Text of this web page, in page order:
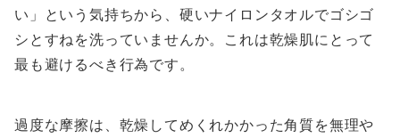
い」という気持ちから、硬いナイロンタオルでゴシゴ
シとすねを洗っていませんか。これは乾燥肌にとって
最も避けるべき行為です。
過度な摩擦は、乾燥してめくれかかった角質を無理や